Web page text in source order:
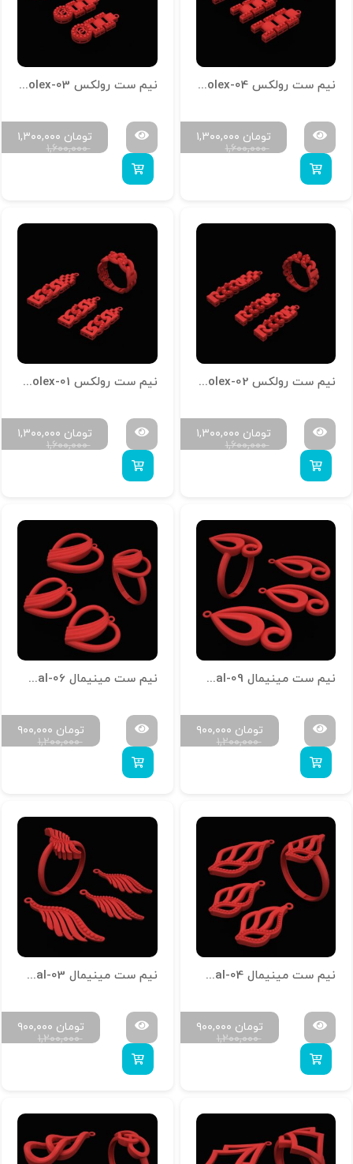
نیم ست رولکس N-Rolex-04
۱,۶۰۰,۰۰۰
۱,۳۰۰,۰۰۰ تومان
نیم ست رولکس N-Rolex-03
۱,۶۰۰,۰۰۰
۱,۳۰۰,۰۰۰ تومان
نیم ست رولکس N-Rolex-02
۱,۶۰۰,۰۰۰
۱,۳۰۰,۰۰۰ تومان
نیم ست رولکس N-Rolex-01
۱,۶۰۰,۰۰۰
۱,۳۰۰,۰۰۰ تومان
نیم ست مینیمال N-Minimal-09
۱,۲۰۰,۰۰۰
۹۰۰,۰۰۰ تومان
نیم ست مینیمال N-Minimal-06
۱,۲۰۰,۰۰۰
۹۰۰,۰۰۰ تومان
نیم ست مینیمال N-Minimal-04
۱,۲۰۰,۰۰۰
۹۰۰,۰۰۰ تومان
نیم ست مینیمال N-Minimal-03
۱,۲۰۰,۰۰۰
۹۰۰,۰۰۰ تومان